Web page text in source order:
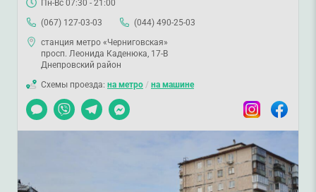
Пн-Вс 07:30 - 21:00
(067) 127-03-03
(044) 490-25-03
станция метро «Черниговская»
просп. Леонида Каденюка, 17-В
Днепровский район
Схемы проезда: на метро / на машине
Чат
Viber TelegramMessenger InstagramFacebook